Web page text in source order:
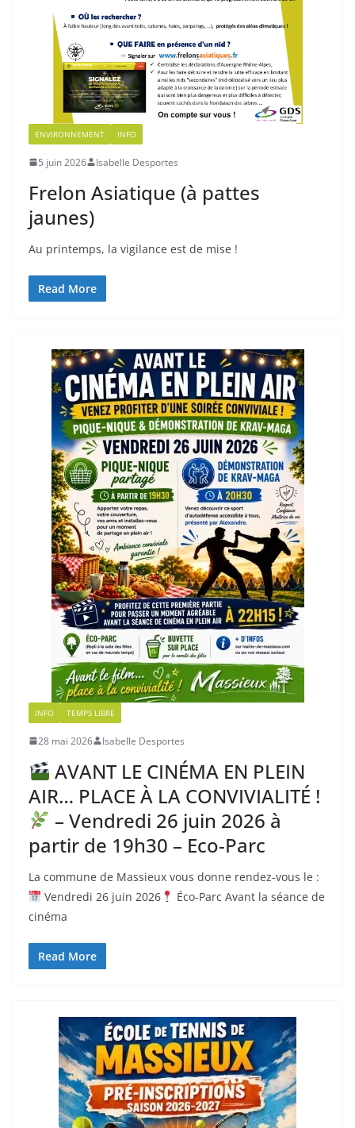
ENVIRONNEMENT INFO
5 juin 2026 Isabelle Desportes
Frelon Asiatique (à pattes
jaunes)
Au printemps, la vigilance est de mise !
Read More
INFO TEMPS LIBRE
28 mai 2026 Isabelle Desportes
AVANT LE CINÉMA EN PLEIN
AIR… PLACE À LA CONVIVIALITÉ !
– Vendredi 26 juin 2026 à
partir de 19h30 – Eco-Parc
La commune de Massieux vous donne rendez-vous le :
Vendredi 26 juin 2026
Éco-Parc Avant la séance de
cinéma
Read More